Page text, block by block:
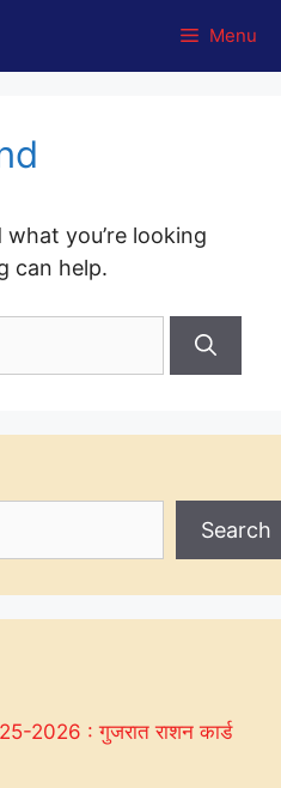
Menu
what you’re looking
can help.
Search
2026 : गुजरात राशन कार्ड